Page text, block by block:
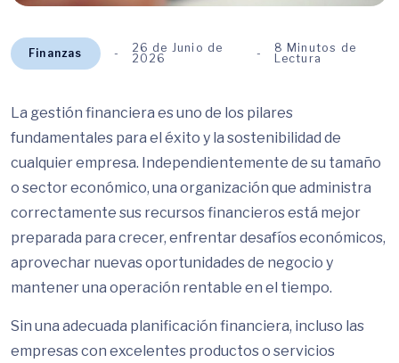
Finanzas
26 de Junio de
2026
8 Minutos de
Lectura
La gestión financiera es uno de los pilares
fundamentales para el éxito y la sostenibilidad de
cualquier empresa. Independientemente de su tamaño
o sector económico, una organización que administra
correctamente sus recursos financieros está mejor
preparada para crecer, enfrentar desafíos económicos,
aprovechar nuevas oportunidades de negocio y
mantener una operación rentable en el tiempo.
Sin una adecuada planificación financiera, incluso las
empresas con excelentes productos o servicios